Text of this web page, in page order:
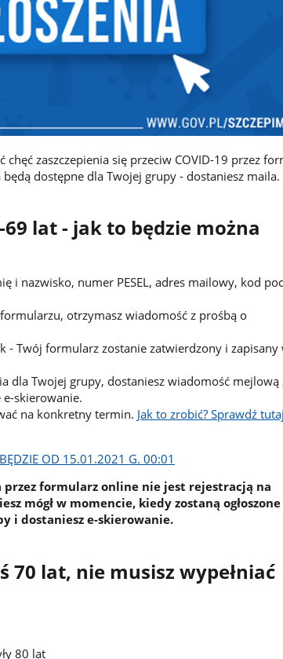
chęć zaszczepienia się przeciw COVID-19 przez
dostępne dla Twojej grupy - dostaniesz maila.
69 lat - jak to będzie można
i nazwisko, numer PESEL, adres mailowy, kod
otrzymasz wiadomość z prośbą o
- Twój formularz zostanie zatwierdzony i zapisany
dla Twojej grupy, dostaniesz wiadomość mejlową
skierowanie.
na konkretny termin. Jak to zrobić? Sprawdź tutaj
OD 15.01.2021 G. 00:01
przez formularz online nie jest rejestracją na
mógł w momencie, kiedy zostaną ogłoszone
i dostaniesz e-skierowanie.
70 lat, nie musisz wypełniać
80 lat